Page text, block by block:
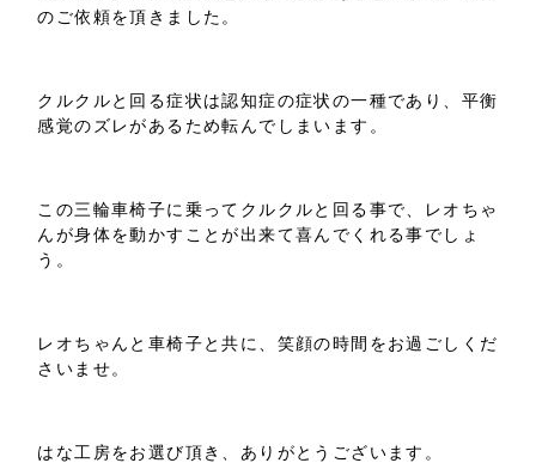
のご依頼を頂きました。
クルクルと回る症状は認知症の症状の一種であり、平衡
感覚のズレがあるため転んでしまいます。
この三輪車椅子に乗ってクルクルと回る事で、レオちゃ
んが身体を動かすことが出来て喜んでくれる事でしょ
う。
レオちゃんと車椅子と共に、笑顔の時間をお過ごしくだ
さいませ。
はな工房をお選び頂き、ありがとうございます。